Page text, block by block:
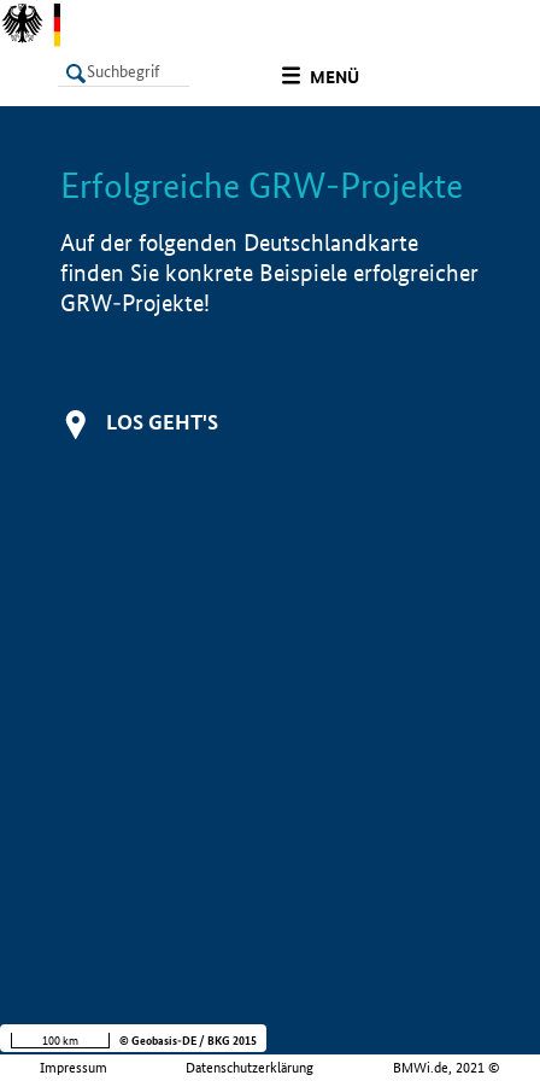
MENÜ
LISTE Info
Erfolgreiche GRW-Projekte
Auf der folgenden Deutschlandkarte
finden Sie konkrete Beispiele erfolgreicher
GRW-Projekte!
LOS GEHT'S
Impressum Datenschutzerklärung BMWi.de, 2021 ©
100 km © Geobasis-DE / BKG 2015